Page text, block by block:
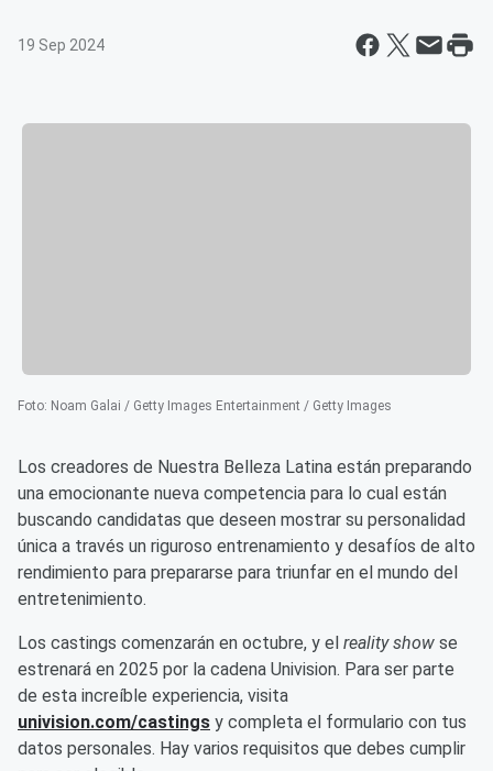
19 Sep 2024
Foto: Noam Galai / Getty Images Entertainment / Getty Images
Los creadores de Nuestra Belleza Latina están preparando
una emocionante nueva competencia para lo cual están
buscando candidatas que deseen mostrar su personalidad
única a través un riguroso entrenamiento y desafíos de alto
rendimiento para prepararse para triunfar en el mundo del
entretenimiento.
Los castings comenzarán en octubre, y el reality show se
estrenará en 2025 por la cadena Univision. Para ser parte
de esta increíble experiencia, visita
univision.com/castings y completa el formulario con tus
datos personales. Hay varios requisitos que debes cumplir